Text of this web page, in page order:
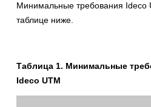
Минимальные требования Ideco
таблице ниже.
Таблица 1. Минимальные
Ideco UTM